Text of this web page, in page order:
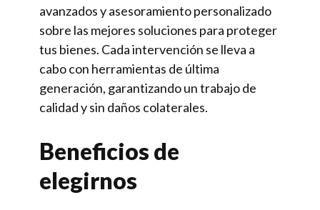
avanzados y asesoramiento personalizado
sobre las mejores soluciones para proteger
tus bienes. Cada intervención se lleva a
cabo con herramientas de última
generación, garantizando un trabajo de
calidad y sin daños colaterales.
Beneficios de
elegirnos